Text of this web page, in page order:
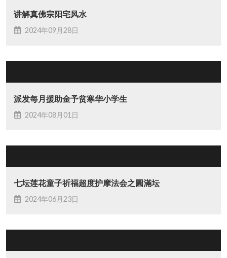
讲解真佛宗阳宅风水
2024年09月28日
派发每月援助金予贫寒华小学生
2024年08月01日
七坛莲花童子祈福超度护摩法会之圓滿坛
2024年06月23日